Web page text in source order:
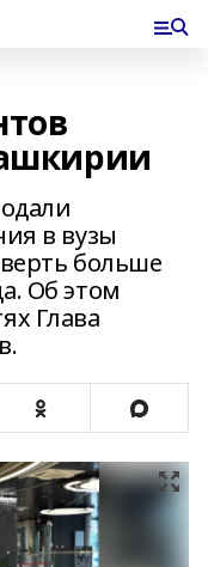
в вузы
больше
Об этом
Глава